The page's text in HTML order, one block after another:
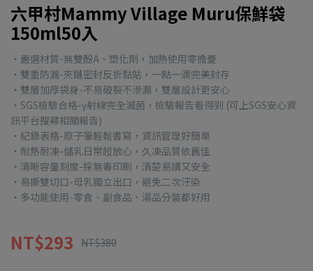
六甲村Mammy Village Muru保鮮袋
150ml50入
・嚴選材質-無雙酚A、塑化劑，加熱使用零擔憂
・雙重防漏-夾鏈密封反折黏貼，一點一滴完美封存
・雙層加厚袋身-不易破裂不滲漏，雙層設計更安心
・SGS檢驗合格-γ射線完全滅菌，檢驗報告看得到 (可上SGS安心資
訊平台搜尋相關報告)
・紀錄表格-原子筆輕鬆書寫，資訊管理好簡單
・耐熱耐凍-儲乳日常超放心，久凍品質依舊佳
・清晰容量刻度-採無毒印刷，清楚易讀又安全
・易撕雙切口-母乳獨立出口，避免二次汙染
・多功能使用-零食、副食品、湯品分裝都好用
NT$293 NT$380